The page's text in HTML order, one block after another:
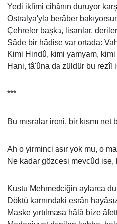
Yedi iklîmi cihânın duruyor
Ostralya'yla berâber
Çehreler başka, lisanlar,
Sâde bir hâdise var ortada:
Kimi Hindû, kimi yamyam,
Hani, tâ'ûna da züldür bu rezîl
***
Bu mısralar ironi, bir kısmı net
Ah o yirminci asır yok mu, o
Ne kadar gözdesi mevcûd ise,
Kustu Mehmedciğin aylarca
Döktü karnındaki esrârı
Maske yırtılmasa hâlâ bize